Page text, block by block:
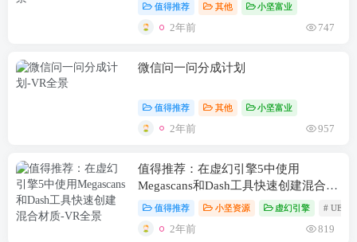
值得推荐 其他 小坚富业
2年前 747
微信问一问分成计划
值得推荐 其他 小坚富业
2年前 957
值得推荐：在虚幻引擎5中使用
Megascans和Dash工具快速创建混合材
质
值得推荐 小坚资源 虚幻引擎 # UE5
2年前 819